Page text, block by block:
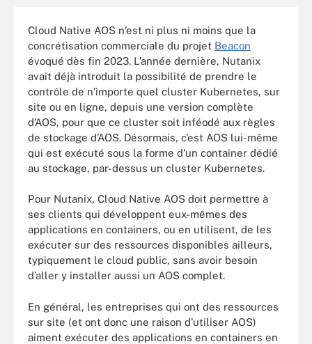
Cloud Native AOS n’est ni plus ni moins que la
concrétisation commerciale du projet Beacon
évoqué dès fin 2023. L’année dernière, Nutanix
avait déjà introduit la possibilité de prendre le
contrôle de n’importe quel cluster Kubernetes, sur
site ou en ligne, depuis une version complète
d’AOS, pour que ce cluster soit inféodé aux règles
de stockage d’AOS. Désormais, c’est AOS lui-même
qui est exécuté sous la forme d’un container dédié
au stockage, par-dessus un cluster Kubernetes.
Pour Nutanix, Cloud Native AOS doit permettre à
ses clients qui développent eux-mêmes des
applications en containers, ou en utilisent, de les
exécuter sur des ressources disponibles ailleurs,
typiquement le cloud public, sans avoir besoin
d’aller y installer aussi un AOS complet.
En général, les entreprises qui ont des ressources
sur site (et ont donc une raison d’utiliser AOS)
aiment exécuter des applications en containers en